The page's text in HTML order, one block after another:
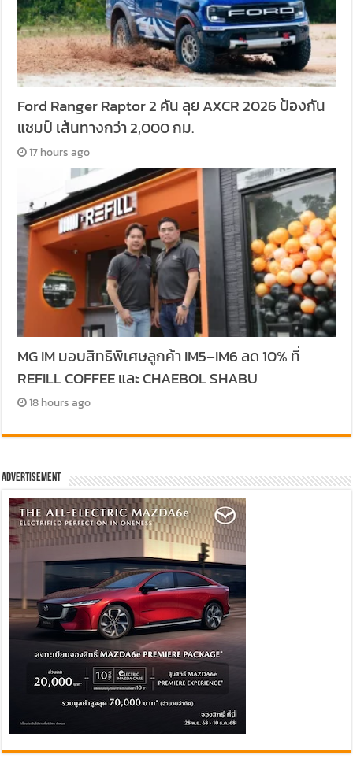
Ford Ranger Raptor 2 คัน ลุย AXCR 2026 ป้องกัน
แชมป์ เส้นทางกว่า 2,000 กม.
17 hours ago
MG IM มอบสิทธิพิเศษลูกค้า IM5–IM6 ลด 10% ที่
REFILL COFFEE และ CHAEBOL SHABU
18 hours ago
Advertisement